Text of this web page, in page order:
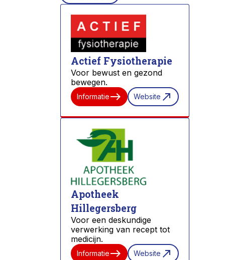
Actief Fysiotherapie
Voor bewust en gezond
bewegen.
Informatieeast Website north_east
Apotheek
Hillegersberg
Voor een deskundige
verwerking van recept tot
medicijn.
Informatieeast Website north_east